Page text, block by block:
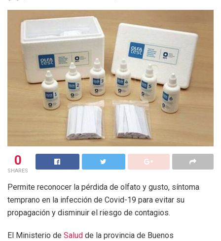
0
SHARES
Permite reconocer la pérdida de olfato y gusto, síntoma
temprano en la infección de Covid-19 para evitar su
propagación y disminuir el riesgo de contagios.
El Ministerio de Salud de la provincia de Buenos